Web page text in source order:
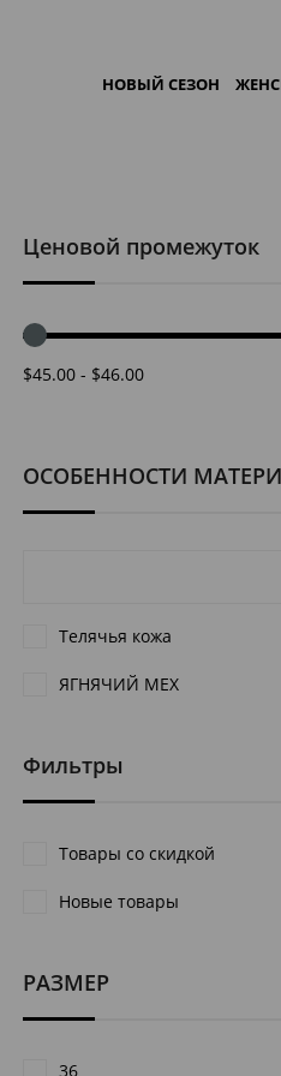
НОВЫЙ СЕЗОН
Ценовой промежуток
$45.00 - $46.00
ОСОБЕННОСТИ
Телячья кожа
ЯГНЯЧИЙ МЕХ
Фильтры
Товары со скидкой
Новые товары
РАЗМЕР
36